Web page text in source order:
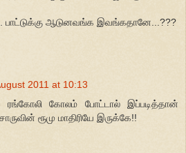
பாட்டுக்கு ஆடுனவங்க இவங்கதானே...???
2011 at 10:13
ரங்கோலி கோலம் போட்டால் இப்படித்தான்
ரூமு மாதிரியே இருக்கே!!